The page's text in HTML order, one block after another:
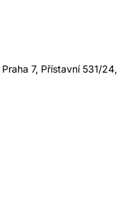
7, Přístavní 531/24,